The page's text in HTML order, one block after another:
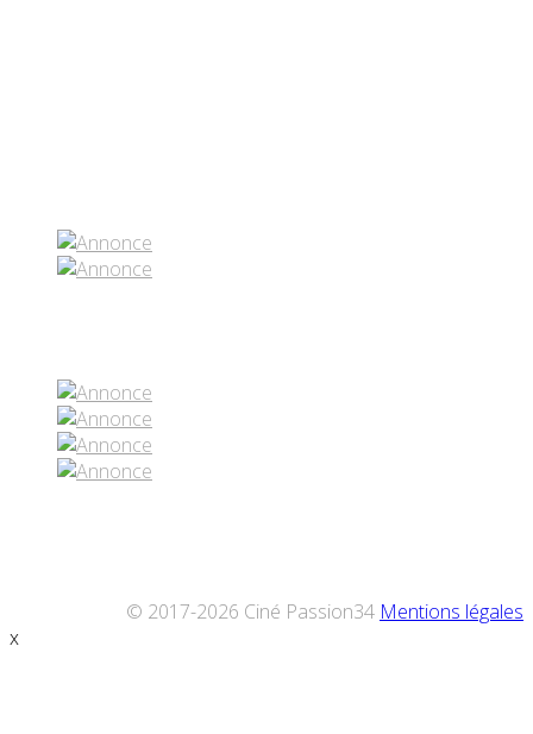
© 2017-2026 Ciné Passion34 Mentions légales
x